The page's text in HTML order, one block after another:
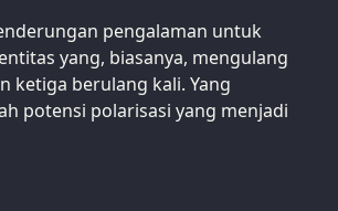
pengalaman untuk
yang, biasanya, mengulang
ketiga berulang kali. Yang
potensi polarisasi yang menjadi